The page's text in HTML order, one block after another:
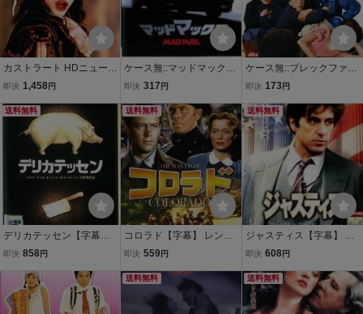
カストラート HDニューマ
スター＆リニアPCMエデ
ル落ち 中古 DVD ケース
即決 1,458円
ケース無::マッドマックス
【字幕】 レンタル落ち 中
即決 317 円
ケース無::ブレックファス
ト・クラブ【字幕】 レン
即決 173 円
送料無料
デリカテッセン【字幕】
レンタル落ち 中古 DVD
即決 858円
送料無料
コロラド【字幕】 レンタ
ル落ち 中古 DVD ケース
即決 559円
送料無料
ジャスティス【字幕】 レ
ンタル落ち 中古 DVD ケ
即決 608円
送料無料 送料無料